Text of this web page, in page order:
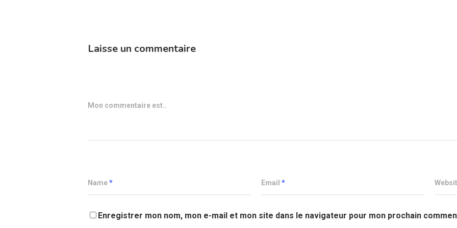
Laisse un commentaire
Mon commentaire est..
Name* Email *
Enregistrer mon nom, mon e-mail et mon site dans le navigateur pour mon prochain